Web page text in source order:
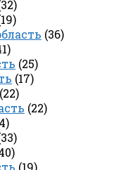
(36)
(25)
(17)
(22)
(22)
(19)